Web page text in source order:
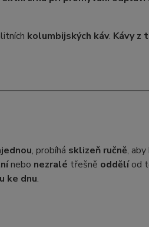
kolumbijských káv. Kávy z
, probíhá sklizeň ručně,
nebo nezralé třešně oddělíod
ke dnu.